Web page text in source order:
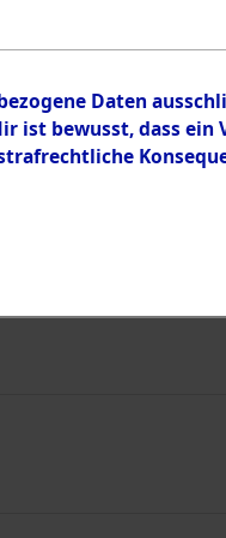
Daten
bewusst, dass ein